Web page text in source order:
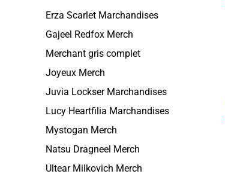
Erza Scarlet Marchandises
Gajeel Redfox Merch
Merchant gris complet
Joyeux Merch
Juvia Lockser Marchandises
Lucy Heartfilia Marchandises
Mystogan Merch
Natsu Dragneel Merch
Ultear Milkovich Merch